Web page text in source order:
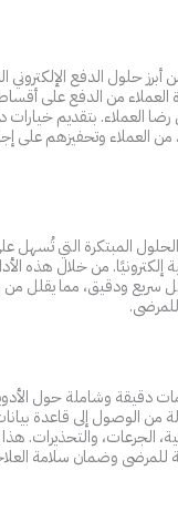
أبرز حلول الدفع الإلكتروني
من الدفع على
رضا العملاء. بتقديم
العملاء وتحفيزهم على
المبتكرة التي تُسهل
إلكترونيًا. من خلال هذه
سريع ودقيق، مما يقلل من
دقيقة وشاملة حول
من الوصول إلى قاعدة
الجرعات، والتحذيرات.
وضمان سلامة